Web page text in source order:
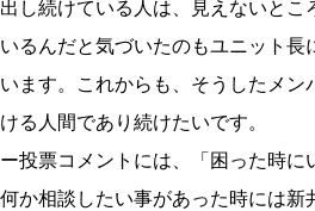
出し続けている人は、見えないとこ
いるんだと気づいたのもユニット長
います。これからも、そうしたメン
ける人間であり続けたいです。
ー投票コメントには、「困った時に
何か相談したい事があった時には新